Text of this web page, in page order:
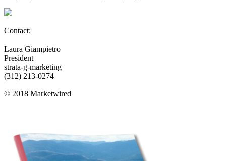
Contact:
Laura Giampietro
President
strata-g-marketing
(312) 213-0274
© 2018 Marketwired